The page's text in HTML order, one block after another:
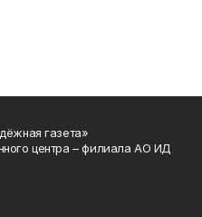
газета»
центра – филиала АО ИД